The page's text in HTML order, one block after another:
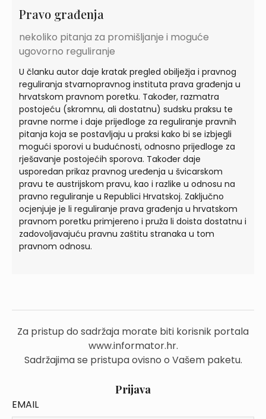
Pravo građenja
nekoliko pitanja za promišljanje i moguće
ugovorno reguliranje
U članku autor daje kratak pregled obilježja i pravnog
reguliranja stvarnopravnog instituta prava građenja u
hrvatskom pravnom poretku. Također, razmatra
postojeću (skromnu, ali dostatnu) sudsku praksu te
pravne norme i daje prijedloge za reguliranje pravnih
pitanja koja se postavljaju u praksi kako bi se izbjegli
mogući sporovi u budućnosti, odnosno prijedloge za
rješavanje postojećih sporova. Također daje
usporedan prikaz pravnog uređenja u švicarskom
pravu te austrijskom pravu, kao i razlike u odnosu na
pravno reguliranje u Republici Hrvatskoj. Zaključno
ocjenjuje je li reguliranje prava građenja u hrvatskom
pravnom poretku primjereno i pruža li doista dostatnu i
zadovoljavajuću pravnu zaštitu stranaka u tom
pravnom odnosu.
Za pristup do sadržaja morate biti korisnik portala
www.informator.hr.
Sadržajima se pristupa ovisno o Vašem paketu.
Prijava
EMAIL